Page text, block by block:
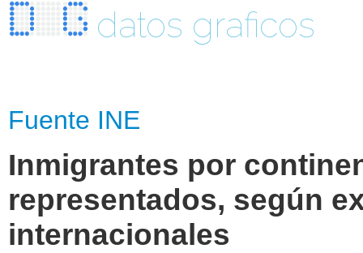
datos graficos
Fuente INE
Inmigrantes por
representados, según
internacionales